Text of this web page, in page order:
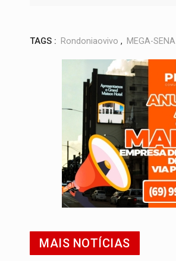
TAGS : Rondoniaovivo , MEGA-SENA
MAIS NOTÍCIAS